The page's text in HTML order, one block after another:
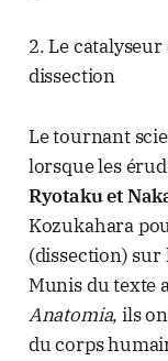
2. Le
dissection
Le tournant
lorsque les
Ryotaku et
Kozukahara
(dissection)
Munis du texte
Anatomia, ils
du corps